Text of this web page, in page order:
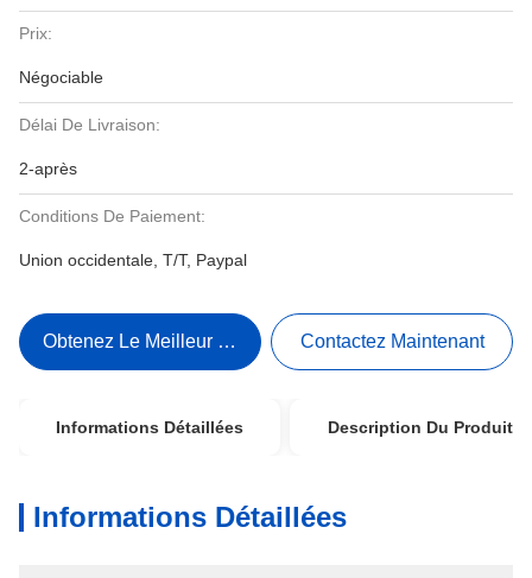
Prix:
Négociable
Délai De Livraison:
2-après
Conditions De Paiement:
Union occidentale, T/T, Paypal
Obtenez Le Meilleur Prix Contactez Maintenant
Informations Détaillées Description Du Produit
Informations Détaillées